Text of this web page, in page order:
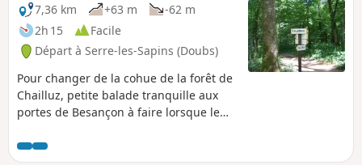
7,36 km
+63 m
-62 m
2h 15
Facile
Départ à Serre-les-Sapins (Doubs)
Pour changer de la cohue de la forêt de
Chailluz, petite balade tranquille aux
portes de Besançon à faire lorsque le